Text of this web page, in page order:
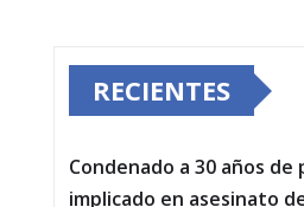
RECIENTES
Condenado a 30 años
implicado en asesinato